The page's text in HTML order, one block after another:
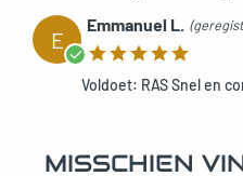
E
Emmanuel L.
Voldoet: RAS Snel en
MISSCHIEN